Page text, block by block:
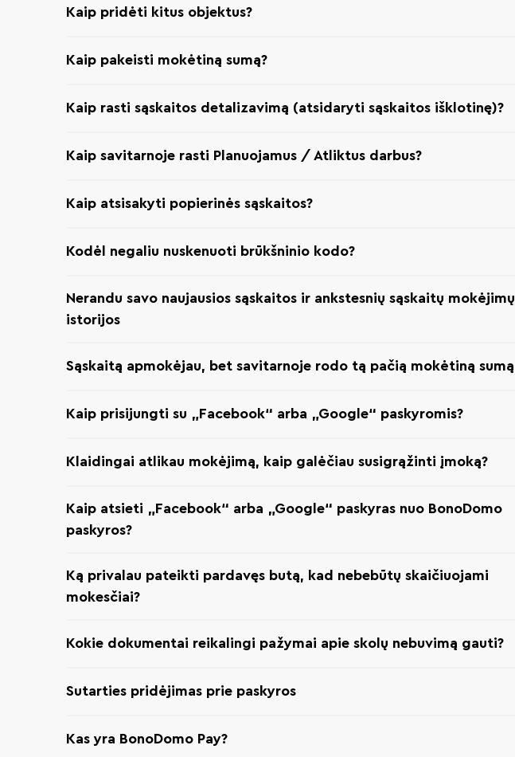
Kaip pridėti kitus objektus?
Kaip pakeisti mokėtiną sumą?
Kaip rasti sąskaitos detalizavimą (atsidaryti sąskaitos išklotinę)?
Kaip savitarnoje rasti Planuojamus / Atliktus darbus?
Kaip atsisakyti popierinės sąskaitos?
Kodėl negaliu nuskenuoti brūkšninio kodo?
Nerandu savo naujausios sąskaitos ir ankstesnių sąskaitų mokėjimų
istorijos
Sąskaitą apmokėjau, bet savitarnoje rodo tą pačią mokėtiną sumą
Kaip prisijungti su „Facebook“ arba „Google“ paskyromis?
Klaidingai atlikau mokėjimą, kaip galėčiau susigrąžinti įmoką?
Kaip atsieti „Facebook“ arba „Google“ paskyras nuo BonoDomo
paskyros?
Ką privalau pateikti pardavęs butą, kad nebebūtų skaičiuojami
mokesčiai?
Kokie dokumentai reikalingi pažymai apie skolų nebuvimą gauti?
Sutarties pridėjimas prie paskyros
Kas yra BonoDomo Pay?